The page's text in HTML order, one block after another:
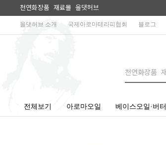
천연화장품 재료몰 올댓허브
올댓허브 소개 국제아로마테라피협회 블로그
전체보기 아로마오일 베이스오일·버터